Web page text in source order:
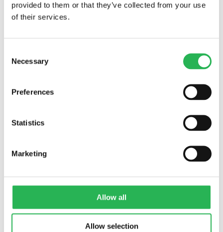
provided to them or that they’ve collected from your use
of their services.
Selection
Necessary
Preferences
Statistics
Marketing
Allow all
Allow selection